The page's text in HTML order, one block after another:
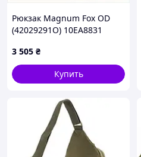
Рюкзак Magnum Fox OD
(42029291O) 10EA8831
3 505 ₴
Купить